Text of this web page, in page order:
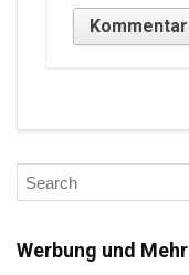
Werbung und Mehr